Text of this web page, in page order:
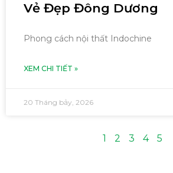
Vẻ Đẹp Đông Dương
Phong cách nội thất Indochine
XEM CHI TIẾT »
20 Tháng bảy, 2026
1 2 3 4 5